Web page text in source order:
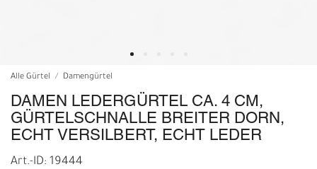
Alle Gürtel Damengürtel
DAMEN LEDERGÜRTEL CA. 4 CM,
GÜRTELSCHNALLE BREITER DORN,
ECHT VERSILBERT, ECHT LEDER
Art.-ID: 19444